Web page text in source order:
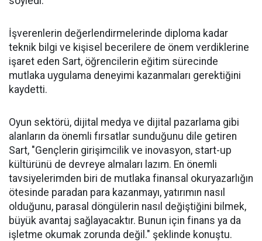
İşverenlerin değerlendirmelerinde diploma kadar
teknik bilgi ve kişisel becerilere de önem verdiklerine
işaret eden Sart, öğrencilerin eğitim sürecinde
mutlaka uygulama deneyimi kazanmaları gerektiğini
kaydetti.
Oyun sektörü, dijital medya ve dijital pazarlama gibi
alanların da önemli fırsatlar sunduğunu dile getiren
Sart, "Gençlerin girişimcilik ve inovasyon, start-up
kültürünü de devreye almaları lazım. En önemli
tavsiyelerimden biri de mutlaka finansal okuryazarlığın
ötesinde paradan para kazanmayı, yatırımın nasıl
olduğunu, parasal döngülerin nasıl değiştiğini bilmek,
büyük avantaj sağlayacaktır. Bunun için finans ya da
işletme okumak zorunda değil." şeklinde konuştu.